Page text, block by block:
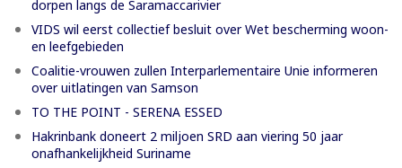
dorpen langs de Saramaccarivier
VIDS wil eerst collectief besluit over Wet bescherming woon-
en leefgebieden
Coalitie-vrouwen zullen Interparlementaire Unie informeren
over uitlatingen van Samson
TO THE POINT - SERENA ESSED
Hakrinbank doneert 2 miljoen SRD aan viering 50 jaar
onafhankelijkheid Suriname